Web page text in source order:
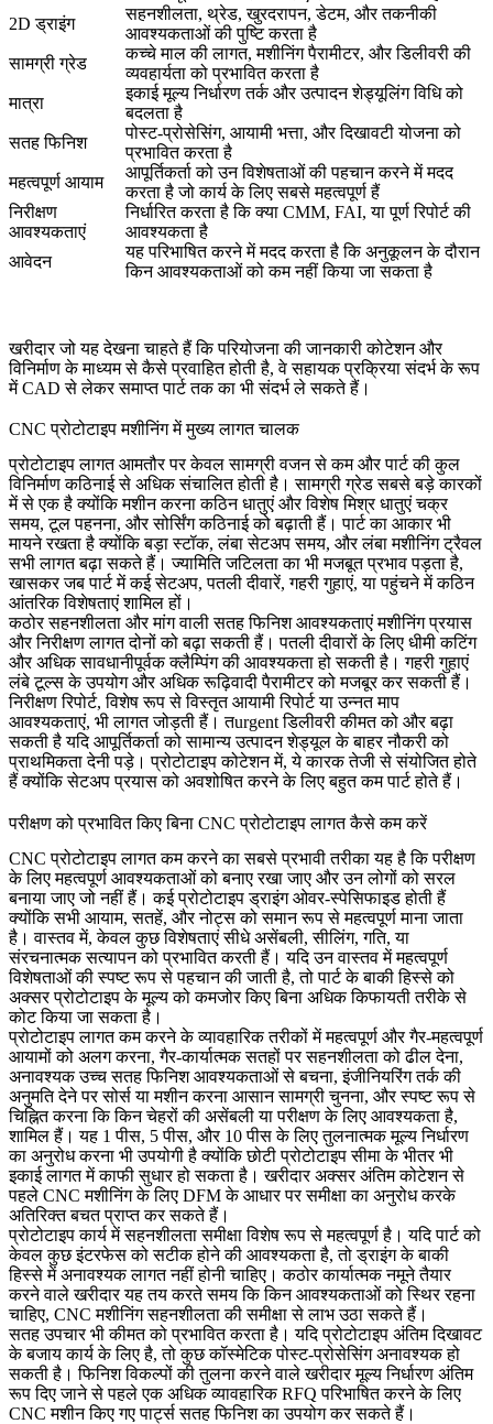
2D ड्राइंग
सहनशीलता, थ्रेड, खुरदरापन, डेटम, और तकनीकी
आवश्यकताओं की पुष्टि करता है
सामग्री ग्रेड
कच्चे माल की लागत, मशीनिंग पैरामीटर, और डिलीवरी की
व्यवहार्यता को प्रभावित करता है
मात्रा
इकाई मूल्य निर्धारण तर्क और उत्पादन शेड्यूलिंग विधि को
बदलता है
सतह फिनिश
पोस्ट-प्रोसेसिंग, आयामी भत्ता, और दिखावटी योजना को
प्रभावित करता है
महत्वपूर्ण आयाम
आपूर्तिकर्ता को उन विशेषताओं की पहचान करने में मदद
करता है जो कार्य के लिए सबसे महत्वपूर्ण हैं
निरीक्षण
आवश्यकताएं
निर्धारित करता है कि क्या CMM, FAI, या पूर्ण रिपोर्ट की
आवश्यकता है
आवेदन
यह परिभाषित करने में मदद करता है कि अनुकूलन के दौरान
किन आवश्यकताओं को कम नहीं किया जा सकता है
खरीदार जो यह देखना चाहते हैं कि परियोजना की जानकारी कोटेशन और
विनिर्माण के माध्यम से कैसे प्रवाहित होती है, वे सहायक प्रक्रिया संदर्भ के रूप
मेंCAD से लेकर समाप्त पार्ट तकका भी संदर्भ ले सकते हैं।
CNC प्रोटोटाइप मशीनिंग में मुख्य लागत चालक
प्रोटोटाइप लागत आमतौर पर केवल सामग्री वजन से कम और पार्ट की कुल
विनिर्माण कठिनाई से अधिक संचालित होती है। सामग्री ग्रेड सबसे बड़े कारकों
में से एक है क्योंकि मशीन करना कठिन धातुएं और विशेष मिश्र धातुएं चक्र
समय, टूल पहनना, और सोर्सिंग कठिनाई को बढ़ाती हैं। पार्ट का आकार भी
मायने रखता है क्योंकि बड़ा स्टॉक, लंबा सेटअप समय, और लंबा मशीनिंग ट्रैवल
सभी लागत बढ़ा सकते हैं। ज्यामिति जटिलता का भी मजबूत प्रभाव पड़ता है,
खासकर जब पार्ट में कई सेटअप, पतली दीवारें, गहरी गुहाएं, या पहुंचने में कठिन
आंतरिक विशेषताएं शामिल हों।
कठोर सहनशीलता और मांग वाली सतह फिनिश आवश्यकताएं मशीनिंग प्रयास
और निरीक्षण लागत दोनों को बढ़ा सकती हैं। पतली दीवारों के लिए धीमी कटिंग
और अधिक सावधानीपूर्वक क्लैम्पिंग की आवश्यकता हो सकती है। गहरी गुहाएं
लंबे टूल्स के उपयोग और अधिक रूढ़िवादी पैरामीटर को मजबूर कर सकती हैं।
निरीक्षण रिपोर्ट, विशेष रूप से विस्तृत आयामी रिपोर्ट या उन्नत माप
आवश्यकताएं, भी लागत जोड़ती हैं। तurgent डिलीवरी कीमत को और बढ़ा
सकती है यदि आपूर्तिकर्ता को सामान्य उत्पादन शेड्यूल के बाहर नौकरी को
प्राथमिकता देनी पड़े। प्रोटोटाइप कोटेशन में, ये कारक तेजी से संयोजित होते
हैं क्योंकि सेटअप प्रयास को अवशोषित करने के लिए बहुत कम पार्ट होते हैं।
परीक्षण को प्रभावित किए बिना CNC प्रोटोटाइप लागत कैसे कम करें
CNC प्रोटोटाइप लागत कम करने का सबसे प्रभावी तरीका यह है कि परीक्षण
के लिए महत्वपूर्ण आवश्यकताओं को बनाए रखा जाए और उन लोगों को सरल
बनाया जाए जो नहीं हैं। कई प्रोटोटाइप ड्राइंग ओवर-स्पेसिफाइड होती हैं
क्योंकि सभी आयाम, सतहें, और नोट्स को समान रूप से महत्वपूर्ण माना जाता
है। वास्तव में, केवल कुछ विशेषताएं सीधे असेंबली, सीलिंग, गति, या
संरचनात्मक सत्यापन को प्रभावित करती हैं। यदि उन वास्तव में महत्वपूर्ण
विशेषताओं की स्पष्ट रूप से पहचान की जाती है, तो पार्ट के बाकी हिस्से को
अक्सर प्रोटोटाइप के मूल्य को कमजोर किए बिना अधिक किफायती तरीके से
कोट किया जा सकता है।
प्रोटोटाइप लागत कम करने के व्यावहारिक तरीकों में महत्वपूर्ण और गैर-महत्वपूर्ण
आयामों को अलग करना, गैर-कार्यात्मक सतहों पर सहनशीलता को ढील देना,
अनावश्यक उच्च सतह फिनिश आवश्यकताओं से बचना, इंजीनियरिंग तर्क की
अनुमति देने पर सोर्स या मशीन करना आसान सामग्री चुनना, और स्पष्ट रूप से
चिह्नित करना कि किन चेहरों की असेंबली या परीक्षण के लिए आवश्यकता है,
शामिल हैं। यह 1 पीस, 5 पीस, और 10 पीस के लिए तुलनात्मक मूल्य निर्धारण
का अनुरोध करना भी उपयोगी है क्योंकि छोटी प्रोटोटाइप सीमा के भीतर भी
इकाई लागत में काफी सुधार हो सकता है। खरीदार अक्सर अंतिम कोटेशन से
पहले CNC मशीनिंग के लिए DFMके आधार पर समीक्षा का अनुरोध करके
अतिरिक्त बचत प्राप्त कर सकते हैं।
प्रोटोटाइप कार्य में सहनशीलता समीक्षा विशेष रूप से महत्वपूर्ण है। यदि पार्ट को
केवल कुछ इंटरफेस को सटीक होने की आवश्यकता है, तो ड्राइंग के बाकी
हिस्से में अनावश्यक लागत नहीं होनी चाहिए। कठोर कार्यात्मक नमूने तैयार
करने वाले खरीदार यह तय करते समय कि किन आवश्यकताओं को स्थिर रहना
चाहिए, CNC मशीनिंग सहनशीलताकी समीक्षा से लाभ उठा सकते हैं।
सतह उपचार भी कीमत को प्रभावित करता है। यदि प्रोटोटाइप अंतिम दिखावट
के बजाय कार्य के लिए है, तो कुछ कॉस्मेटिक पोस्ट-प्रोसेसिंग अनावश्यक हो
सकती है। फिनिश विकल्पों की तुलना करने वाले खरीदार मूल्य निर्धारण अंतिम
रूप दिए जाने से पहले एक अधिक व्यावहारिक RFQ परिभाषित करने के लिए
CNC मशीन किए गए पार्ट्स सतह फिनिशका उपयोग कर सकते हैं।